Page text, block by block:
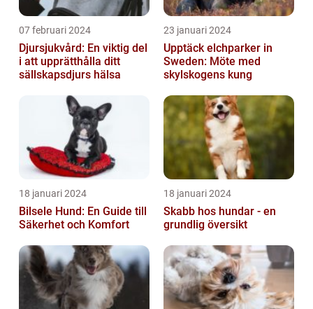
07 februari 2024
Djursjukvård: En viktig del
i att upprätthålla ditt
sällskapsdjurs hälsa
23 januari 2024
Upptäck elchparker in
Sweden: Möte med
skylskogens kung
18 januari 2024
Bilsele Hund: En Guide till
Säkerhet och Komfort
18 januari 2024
Skabb hos hundar - en
grundlig översikt